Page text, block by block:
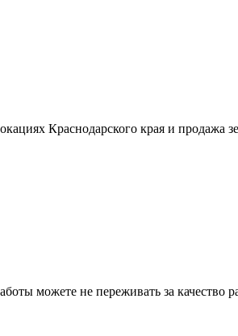
Краснодарского края и
можете не переживать за качество